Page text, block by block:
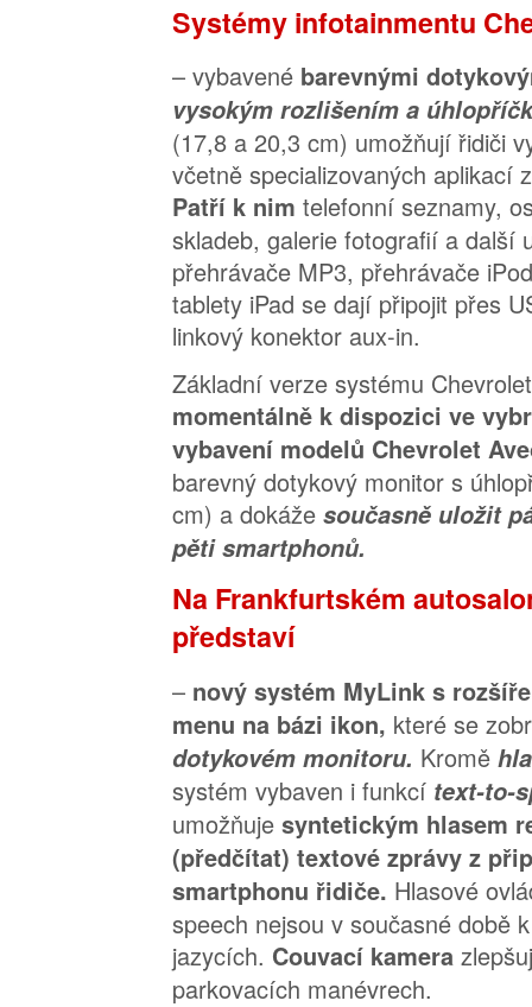
Systémy infotainmentu
– vybavené barevnými
vysokým rozlišením a
(17,8 a 20,3 cm) umožňují řidiči
včetně specializovaných aplikací
Patří k nim telefonní seznamy,
skladeb, galerie fotografií a další
přehrávače MP3, přehrávače
tablety iPad se dají připojit přes
linkový konektor aux-in.
Základní verze systému
momentálně k dispozici ve
vybavení modelů Chevrolet
barevný dotykový monitor s
cm) a dokáže současně uložit
pěti smartphonů.
Na Frankfurtském
představí
– nový systém MyLink s
menu na bázi ikon, které se
dotykovém monitoru. Kromě
systém vybaven i funkcí text-to-
umožňuje syntetickým hlasem
(předčítat) textové zprávy z
smartphonu řidiče. Hlasové
speech nejsou v současné době
jazycích. Couvací kamera
parkovacích manévrech.